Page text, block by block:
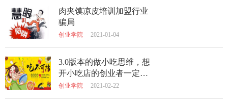
肉夹馍凉皮培训加盟行业
骗局
创业学院 2021-01-04
3.0版本的做小吃思维，想
开小吃店的创业者一定要
看！
创业学院 2021-02-22